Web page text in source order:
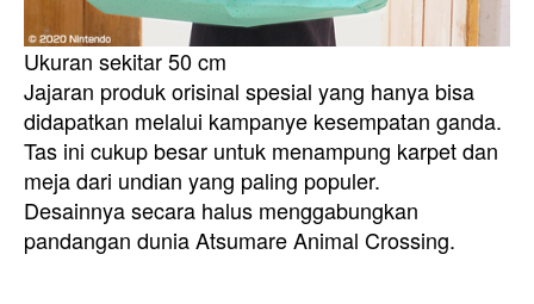
Ukuran sekitar 50 cm
Jajaran produk orisinal spesial yang hanya bisa
didapatkan melalui kampanye kesempatan ganda.
Tas ini cukup besar untuk menampung karpet dan
meja dari undian yang paling populer.
Desainnya secara halus menggabungkan
pandangan dunia Atsumare Animal Crossing.